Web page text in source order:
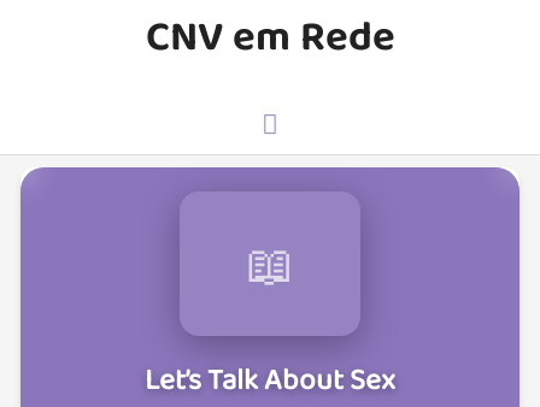
CNV em Rede
📖
Let’s Talk About Sex